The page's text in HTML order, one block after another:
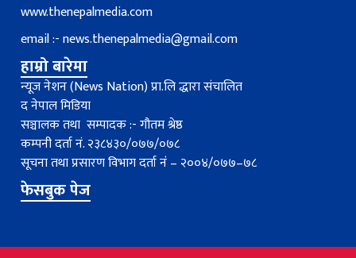
www.thenepalmedia.com
email :-news.thenepalmedia@gmail.com
हाम्रो बारेमा
न्यूज नेशन (News Nation) प्रा.लि द्धारा संचालित
द नेपाल मिडिया
सञ्चालक तथा सम्पादक :- गौतम श्रेष्ठ
कम्पनी दर्ता नं. २३८४३०/०७७/०७८
सूचना तथा प्रसारण विभाग दर्ता नंं – २००४/०७७–७८
फेसबुक पेज